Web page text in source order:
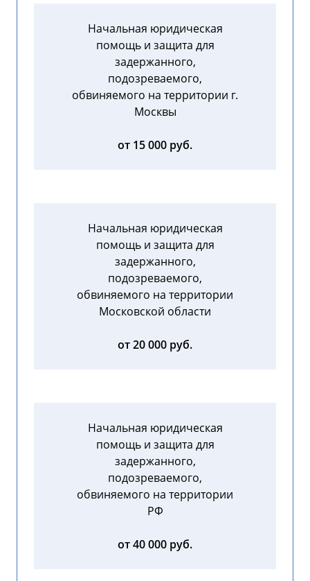
Начальная юридическая
помощь и защита для
задержанного,
подозреваемого,
обвиняемого на территории г.
Москвы
от 15 000 руб.
Начальная юридическая
помощь и защита для
задержанного,
подозреваемого,
обвиняемого на территории
Московской области
от 20 000 руб.
Начальная юридическая
помощь и защита для
задержанного,
подозреваемого,
обвиняемого на территории
РФ
от 40 000 руб.